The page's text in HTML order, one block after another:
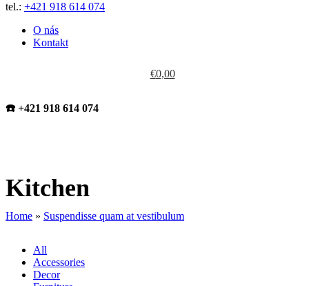
tel.: +421 918 614 074
O nás
Kontakt
€0,00
☎️ +421 918 614 074
Kitchen
Home » Suspendisse quam at vestibulum
All
Accessories
Decor